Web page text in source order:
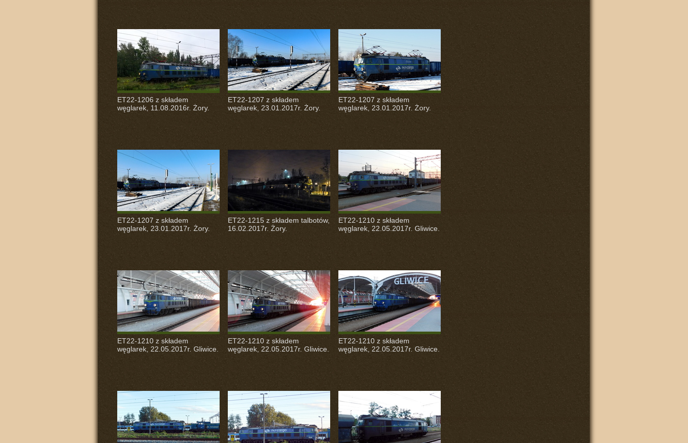
ET22-1206 z składem
węglarek, 11.08.2016r. Żory.
ET22-1207 z składem
węglarek, 23.01.2017r. Żory.
ET22-1207 z składem
węglarek, 23.01.2017r. Żory.
ET22-1207 z składem
węglarek, 23.01.2017r. Żory.
ET22-1215 z składem talbotów,
16.02.2017r. Żory.
ET22-1210 z składem
węglarek, 22.05.2017r. Gliwice.
ET22-1210 z składem
węglarek, 22.05.2017r. Gliwice.
ET22-1210 z składem
węglarek, 22.05.2017r. Gliwice.
ET22-1210 z składem
węglarek, 22.05.2017r. Gliwice.